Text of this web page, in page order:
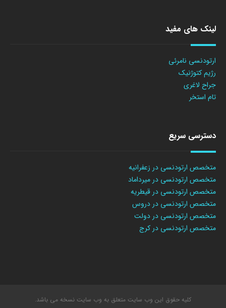
لینک های مفید
ارتودنسی نامرئی
رژیم کتوژنیک
جراح لاغری
تام استخر
دسترسی سریع
متخصص ارتودنسی در زعفرانیه
متخصص ارتودنسی در میرداماد
متخصص ارتودنسی در قیطریه
متخصص ارتودنسی در دروس
متخصص ارتودنسی در دولت
متخصص ارتودنسی در کرج
کلیه حقوق این وب سایت متعلق به وب سایت نسخه می باشد.